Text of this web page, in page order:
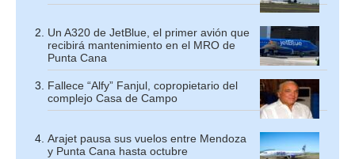
Un A320 de JetBlue, el primer avión que
recibirá mantenimiento en el MRO de
Punta Cana
Fallece “Alfy” Fanjul, copropietario del
complejo Casa de Campo
Arajet pausa sus vuelos entre Mendoza
y Punta Cana hasta octubre